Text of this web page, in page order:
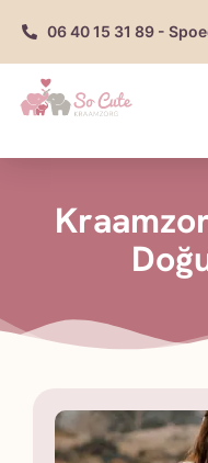
06 40 15 31 89 -